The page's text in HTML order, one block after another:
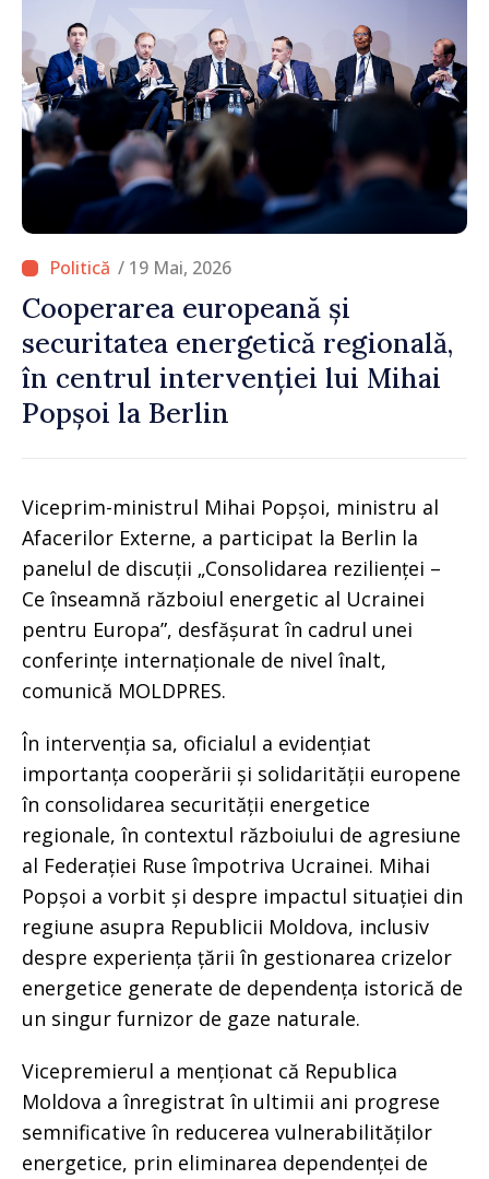
/ 19 Mai, 2026
Cooperarea europeană și
securitatea energetică regională,
în centrul intervenției lui Mihai
Popșoi la Berlin
Viceprim-ministrul Mihai Popșoi, ministru al
Afacerilor Externe, a participat la Berlin la
panelul de discuții „Consolidarea rezilienței –
Ce înseamnă războiul energetic al Ucrainei
pentru Europa”, desfășurat în cadrul unei
conferințe internaționale de nivel înalt,
comunică MOLDPRES.
În intervenția sa, oficialul a evidențiat
importanța cooperării și solidarității europene
în consolidarea securității energetice
regionale, în contextul războiului de agresiune
al Federației Ruse împotriva Ucrainei. Mihai
Popșoi a vorbit și despre impactul situației din
regiune asupra Republicii Moldova, inclusiv
despre experiența țării în gestionarea crizelor
energetice generate de dependența istorică de
un singur furnizor de gaze naturale.
Vicepremierul a menționat că Republica
Moldova a înregistrat în ultimii ani progrese
semnificative în reducerea vulnerabilităților
energetice, prin eliminarea dependenței de